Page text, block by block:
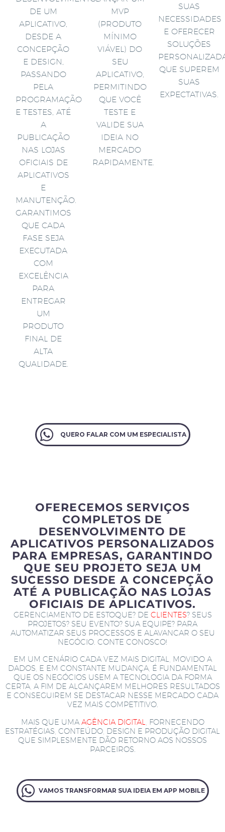
DE UM
APLICATIVO,
DESDE A
CONCEPÇÃO
E DESIGN,
PASSANDO
PELA
PROGRAMAÇÃO
E TESTES, ATÉ
A
PUBLICAÇÃO
NAS LOJAS
OFICIAIS DE
APLICATIVOS
E
MANUTENÇÃO.
GARANTIMOS
QUE CADA
FASE SEJA
EXECUTADA
COM
EXCELÊNCIA
PARA
ENTREGAR
UM
PRODUTO
FINAL DE
ALTA
QUALIDADE.
MVP
(PRODUTO
MÍNIMO
VIÁVEL) DO
SEU
APLICATIVO,
PERMITINDO
QUE VOCÊ
TESTE E
VALIDE SUA
IDEIA NO
MERCADO
RAPIDAMENTE.
SUAS
NECESSIDADES
E OFERECER
SOLUÇÕES
QUE SUPEREM
SUAS
EXPECTATIVAS.
QUERO FALAR COM UM ESPECIALISTA
OFERECEMOS SERVIÇOS
COMPLETOS DE
DESENVOLVIMENTO DE
APLICATIVOS PERSONALIZADOS
PARA EMPRESAS, GARANTINDO
QUE SEU PROJETO SEJA UM
SUCESSO DESDE A CONCEPÇÃO
ATÉ A PUBLICAÇÃO NAS LOJAS
OFICIAIS DE APLICATIVOS.
GERENCIAMENTO DE ESTOQUE? DE CLIENTES? SEUS
PROJETOS? SEU EVENTO? SUA EQUIPE? PARA
AUTOMATIZAR SEUS PROCESSOS E ALAVANCAR O SEU
NEGÓCIO. CONTE CONOSCO!
EM UM CENÁRIO CADA VEZ MAIS DIGITAL, MOVIDO A
DADOS, E EM CONSTANTE MUDANÇA, É FUNDAMENTAL
QUE OS NEGÓCIOS USEM A TECNOLOGIA DA FORMA
CERTA, A FIM DE ALCANÇAREM MELHORES RESULTADOS
E CONSEGUIREM SE DESTACAR NESSE MERCADO CADA
VEZ MAIS COMPETITIVO.
MAIS QUE UMA AGÊNCIA DIGITAL
, FORNECENDO
ESTRATÉGIAS, CONTEÚDO, DESIGN E PRODUÇÃO DIGITAL
QUE SIMPLESMENTE DÃO RETORNO AOS NOSSOS
PARCEIROS.
VAMOS TRANSFORMAR SUA IDEIA EM APP MOBILE